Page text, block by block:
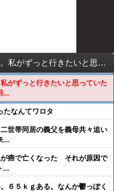
連休に夫と二人で旅行の予定。私がずっと行きたいと思っていたところで、楽しみにしてた。夫が用事があったので義実家に立ち寄ったところ、義母が夫に「旅行に行きたいけど、コロナが怖いし迷ってる」と話しかけてきたらしく！？
がずっと行きたいと思っていた
...
たなんてワロタ
世帯同居の義父を義母共々追い
...
が癌で亡くなった それが原因で
...
６５ｋｇある。なんか鬱っぽく